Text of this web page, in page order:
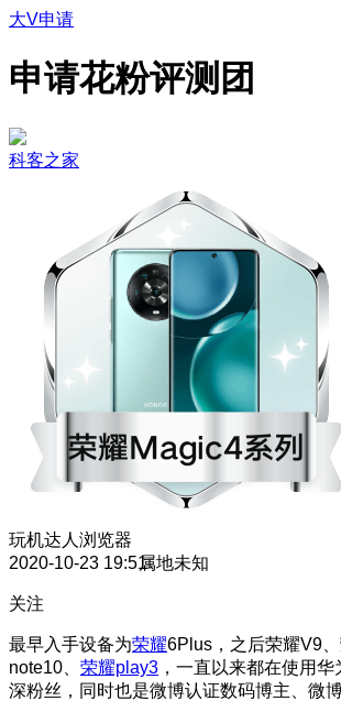
大V申请
申请花粉评测团
科客之家
玩机达人 浏览器
2020-10-23 19:51属地未知
关注
最早入手设备为荣耀6Plus，之后荣耀V9
note10、 荣耀play3 ，一直以来都在使用
深粉丝，同时也是微博认证数码博主、微